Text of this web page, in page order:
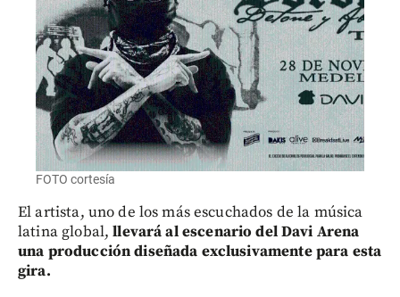
FOTO cortesía
El artista, uno de los más escuchados de la música
latina global,llevará al escenario del Davi Arena
una producción diseñada exclusivamente para esta
gira.